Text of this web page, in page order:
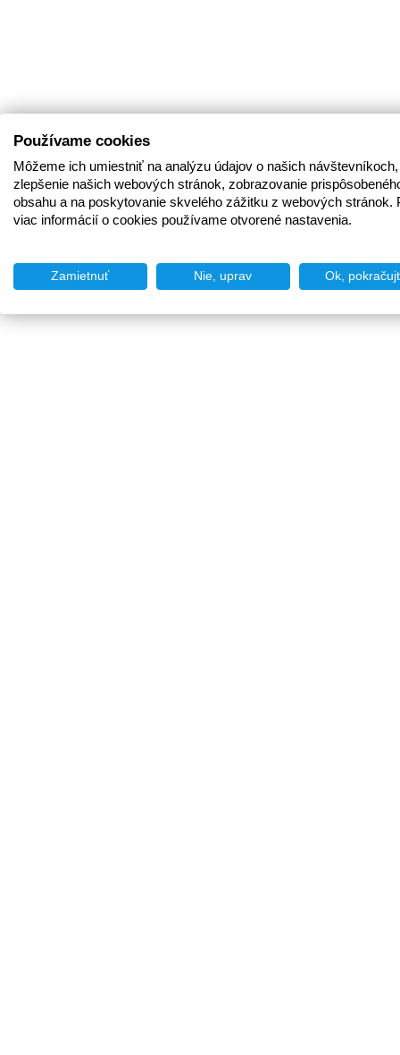
Používame cookies
Môžeme ich umiestniť na analýzu údajov o našich
zlepšenie našich webových stránok, zobrazovanie
obsahu a na poskytovanie skvelého zážitku z webových stránok.
viac informácií o cookies používame otvorené nastavenia.
Zamietnuť Nie, uprav Ok,